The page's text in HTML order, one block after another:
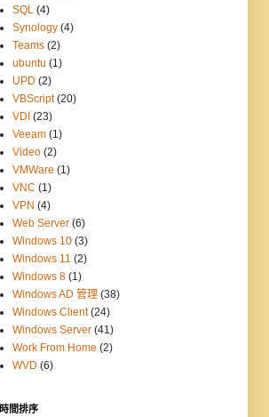
SQL (4)
Synology (4)
Teams (2)
ubuntu (1)
UPD (2)
VBScript (20)
VDI (23)
Veeam (1)
Video (2)
VMWare (1)
VNC (1)
VPN (4)
Web Server (6)
Windows 10 (3)
Windows 11 (2)
Windows 8 (1)
Windows AD 管理 (38)
Windows Client (24)
Windows Server (41)
Work From Home (2)
WVD (6)
時間排序